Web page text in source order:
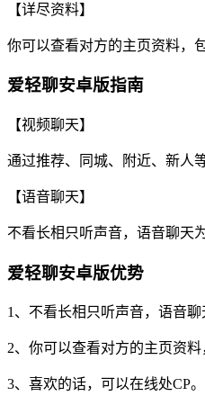
【详尽资料】
你可以查看对方的主页资料，
爱轻聊安卓版指南
【视频聊天】
通过推荐、同城、附近、新人
【语音聊天】
不看长相只听声音，语音聊天
爱轻聊安卓版优势
1、不看长相只听声音，语音
2、你可以查看对方的主页资
3、喜欢的话，可以在线处CP。